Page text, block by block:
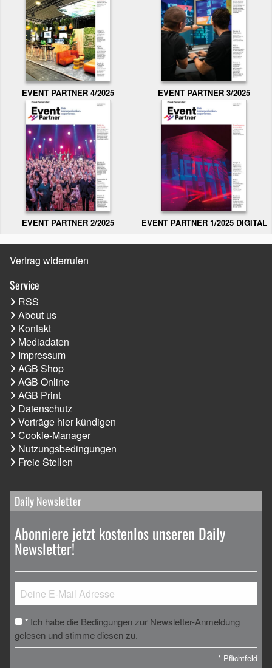
EVENT PARTNER 4/2025 EVENT PARTNER 3/2025
EVENT PARTNER 2/2025 EVENT PARTNER 1/2025 DIGITAL
Vertrag widerrufen
Service
RSS
About us
Kontakt
Mediadaten
Impressum
AGB Shop
AGB Online
AGB Print
Datenschutz
Verträge hier kündigen
Cookie-Manager
Nutzungsbedingungen
Freie Stellen
Daily Newsletter
Abonniere jetzt kostenlos unseren Daily
Newsletter!
* Ich habe die Bedingungen zur Newsletter-Anmeldung
gelesen und stimme diesen zu.
* Pflichtfeld